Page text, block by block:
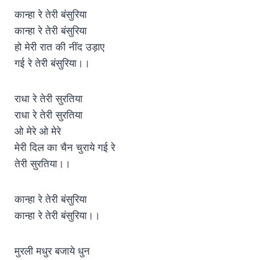
कान्हा रे तेरी बंसुरिया
कान्हा रे तेरी बंसुरिया
हो मेरी रात की नींद उड़ाए
गई रे तेरी बंसुरिया।।
राधा रे तेरी सुरतिया
राधा रे तेरी सुरतिया
ओ मेरे ओ मेरे
मेरी दिल का चैन चुराये गई रे
तेरी सुरतिया।।
कान्हा रे तेरी बंसुरिया
कान्हा रे तेरी बंसुरिया।।
मुरली मधुर बजाये धुन